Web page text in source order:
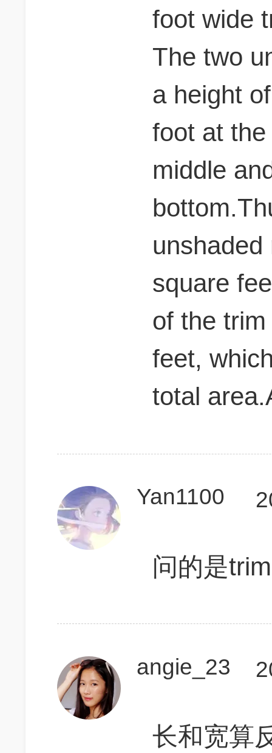
foot wide
The two
a height
foot at
middle
unshaded
square
of the
feet,
total
Yan1100
问的是trim
angie_23
长和宽算